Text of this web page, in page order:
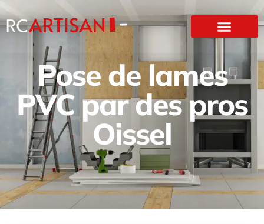
Pose de lames
PVC par des pros
Oissel